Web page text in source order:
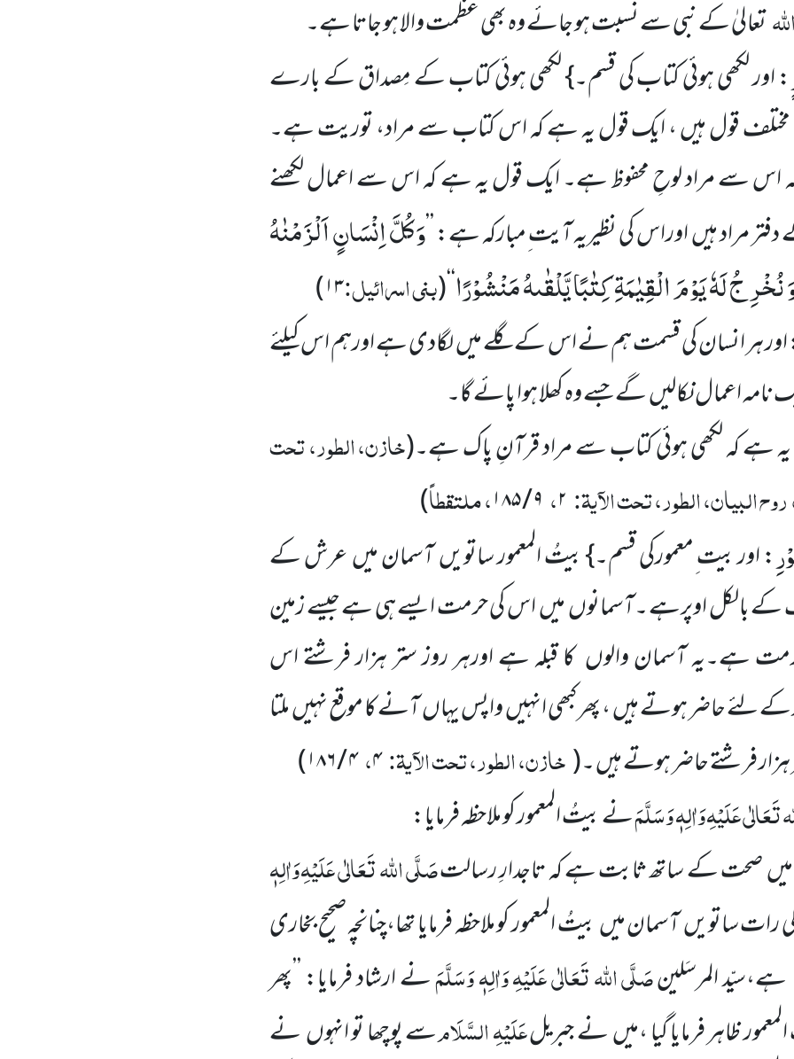
اللہتعالیٰ کے نبی سے نسبت ہو جائے وہ بھی عظمت والا ہو جاتا ہے۔
: اور لکھی ہوئی کتاب کی قسم۔} لکھی ہوئی کتاب کے مِصداق کے بارے
قول ہیں ، ایک قول یہ ہے کہ اس کتاب سے مراد، توریت ہے۔
اس سے مراد لوحِ محفوظ ہے۔ ایک قول یہ ہے کہ اس سے اعمال لکھنے
مراد ہیں اوراس کی نظیریہ آیت ِمبارکہ ہے: ’’وَ كُلَّ اِنْسَانٍ اَلْزَمْنٰهُ
جُ لَهٗ یَوْمَ الْقِیٰمَةِ كِتٰبًا یَّلْقٰىهُ مَنْشُوْرًا‘‘
(بنی اسرائیل:۱۳)
ہر انسان کی قسمت ہم نے اس کے گلے میں لگادی ہے اورہم اس کیلئے
اعمال نکالیں گے جسے وہ کھلا ہوا پائے گا۔
ہے کہ لکھی ہوئی کتاب سے مراد قرآنِ پاک ہے۔(خازن، الطور، تحت
روح البیان، الطور، تحت الآیۃ: ۲، ۹ / ۱۸۵ ، ملتقطاً)
: اور بیت ِمعمورکی قسم۔} بیتُ المعمور ساتویں آسمان میں عرش کے
بالکل اوپرہے ۔آسمانوں میں اس کی حرمت ایسے ہی ہے جیسے زمین
حرمت ہے۔یہ آسمان والوں کا قبلہ ہے اورہر روز ستر ہزار فرشتے اس
لئے حاضر ہوتے ہیں ، پھر کبھی انہیں واپس یہاں آنے کا موقع نہیں ملتا
ہزار فرشتے حاضر ہوتے ہیں ۔(خازن، الطور، تحت الآیۃ:۴،۴ / ۱۸۶
)
تَعَالٰی عَلَیْہِوَاٰلِہٖ وَسَلَّمَنے بیتُ المعمور کو ملاحظہ فرمایا:
صحت کے ساتھ ثابت ہے کہ تاجدارِ رسالتصَلَّی اللہ تَعَالٰی عَلَیْہِوَاٰلِہٖ
ساتویں آسمان میں بیتُ المعمور کو ملاحظہ فرمایا تھا،چنانچہ صحیح بخاری
المرسَلینصَلَّی اللہ تَعَالٰی عَلَیْہِوَاٰلِہٖ وَسَلَّمَنے ارشاد فرمایا: ’’پھر
ظاہر فرمایا گیا ،میں نے جبریلعَلَیْہِ السَّلَامسے پوچھا تو انہوں نے